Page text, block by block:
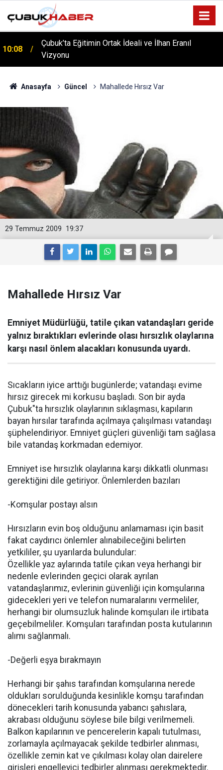
10:08
Çubuk’ta Eğitimin Ortak İdeali ve İlhan Eranıl
Vizyonu
12:06
ÇUBUK’TA ‘YAZA MERHABA’ COŞKUSU: Kursiyerler
Gönüllerince Eğlendi!
Anasayfa Güncel Mahallede Hırsız Var
19:37
29 Temmuz 2009
Mahallede Hırsız Var
Emniyet Müdürlüğü, tatile çıkan vatandaşları geride
yalnız bıraktıkları evlerinde olası hırsızlık olaylarına
karşı nasıl önlem alacakları konusunda uyardı.
Sıcakların iyice arttığı bugünlerde; vatandaşı evime
hırsız girecek mi korkusu başladı. Son bir ayda
Çubuk"ta hırsızlık olaylarının sıklaşması, kapıların
bayan hırsılar tarafında açılmaya çalışılması vatandaşı
şüphelendiriyor. Emniyet güçleri güvenliği tam sağlasa
bile vatandaş korkmadan edemiyor.
Emniyet ise hırsızlık olaylarına karşı dikkatli olunması
gerektiğini dile getiriyor. Önlemlerden bazıları
-Komşular postayı alsın
Hırsızların evin boş olduğunu anlamaması için basit
fakat caydırıcı önlemler alınabileceğini belirten
yetkililer, şu uyarılarda bulundular:
Özellikle yaz aylarında tatile çıkan veya herhangi bir
nedenle evlerinden geçici olarak ayrılan
vatandaşlarımız, evlerinin güvenliği için komşularına
gidecekleri yeri ve telefon numaralarını vermeliler,
herhangi bir olumsuzluk halinde komşuları ile irtibata
geçebilmeliler. Komşuları tarafından posta kutularının
alımı sağlanmalı.
-Değerli eşya bırakmayın
Herhangi bir şahıs tarafından komşularına nerede
oldukları sorulduğunda kesinlikle komşu tarafından
dönecekleri tarih konusunda yabancı şahıslara,
akrabası olduğunu söylese bile bilgi verilmemeli.
Balkon kapılarının ve pencerelerin kapalı tutulması,
zorlamayla açılmayacak şekilde tedbirler alınması,
özellikle zemin kat ve çıkılması kolay olan dairelere
girişleri engelleyici tedbirler alınması gerekmektedir.